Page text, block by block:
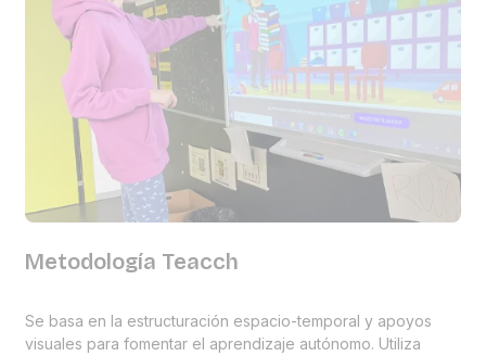
Metodología Teacch
Se basa en la estructuración espacio-temporal y apoyos
visuales para fomentar el aprendizaje autónomo. Utiliza